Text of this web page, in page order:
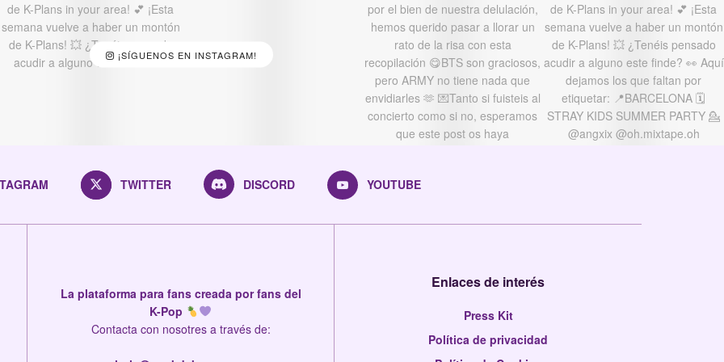
¡SÍGUENOS EN INSTAGRAM!
TWITTER DISCORD YOUTUBE
La plataforma para fans creada por fans del
K-Pop
Contacta con nosotres a través de:
Enlaces de interés
Press Kit
Política de privacidad